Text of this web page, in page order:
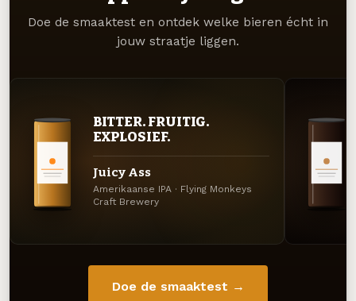
Doe de smaaktest en ontdek welke bieren écht in
jouw straatje liggen.
BITTER. FRUITIG.
EXPLOSIEF.
Juicy Ass
Amerikaanse IPA · Flying Monkeys
Craft Brewery
Doe de smaaktest →